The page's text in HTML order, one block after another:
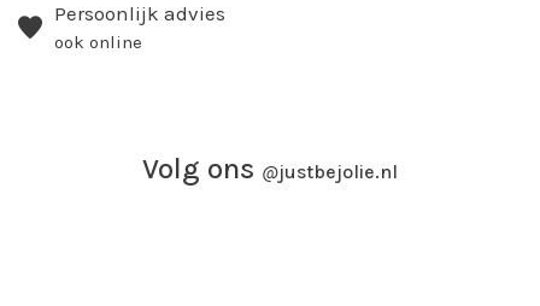
Persoonlijk advies
ook online
Volg ons @justbejolie.nl